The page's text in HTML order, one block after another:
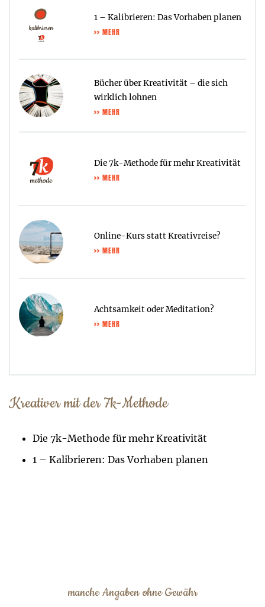
1 – Kalibrieren: Das Vorhaben planen
>> MEHR
Bücher über Kreativität – die sich
wirklich lohnen
>> MEHR
Die 7k-Methode für mehr Kreativität
>> MEHR
Online-Kurs statt Kreativreise?
>> MEHR
Achtsamkeit oder Meditation?
>> MEHR
Kreativer mit der 7k-Methode
Die 7k-Methode für mehr Kreativität
1 – Kalibrieren: Das Vorhaben planen
manche Angaben ohne Gewähr